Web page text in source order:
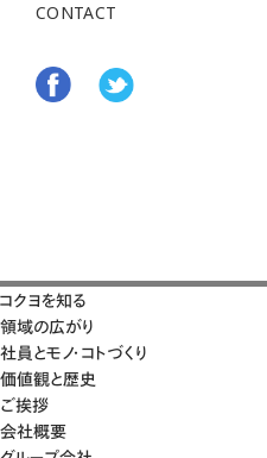
CONTACT
コクヨを知る
領域の広がり
社員とモノ・コトづくり
価値観と歴史
ご挨拶
会社概要